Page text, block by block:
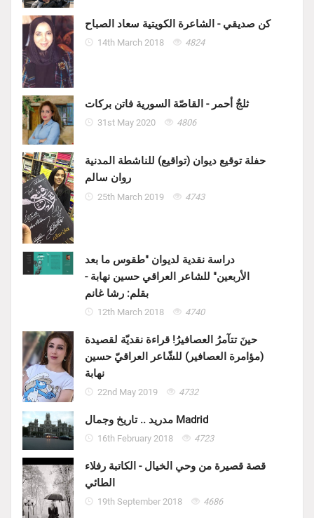
كن صديقي - الشاعرة الكويتية سعاد الصباح
14th March 2018 4824
ثلجٌ أحمر - القاصّة السورية فاتن بركات
31st May 2020 4806
حفلة توقيع ديوان (تواقيع) للناشطة المدنية
روان سالم
25th March 2019 4743
دراسة نقدية لديوان "طقوس ما بعد
الأربعين" للشاعر العراقي حسين نهابة -
بقلم: رشا غانم
12th March 2018 4740
حينَ تتآمرُ العصافيرُ! قراءة نقديّة لقصيدة
(مؤامرة العصافير) للشّاعر العراقيّ حسين
نهابة
22nd May 2019 4732
مدريد .. تاريخ وجمال Madrid
16th February 2018 4723
قصة قصيرة من وحي الخيال - الكاتبة رفلاء
الطائي
19th September 2018 4686